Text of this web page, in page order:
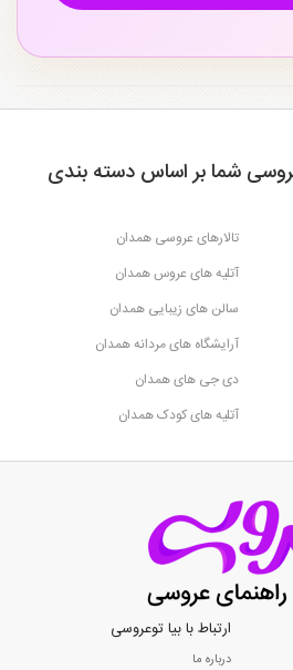
شما بر اساس دسته بندی
تالارهای عروسی همدان
آتلیه های عروس همدان
سالن های زیبایی همدان
آرایشگاه های مردانه همدان
دی جی های همدان
آتلیه های کودک همدان
ارتباط با بیا توعروسی
درباره ما